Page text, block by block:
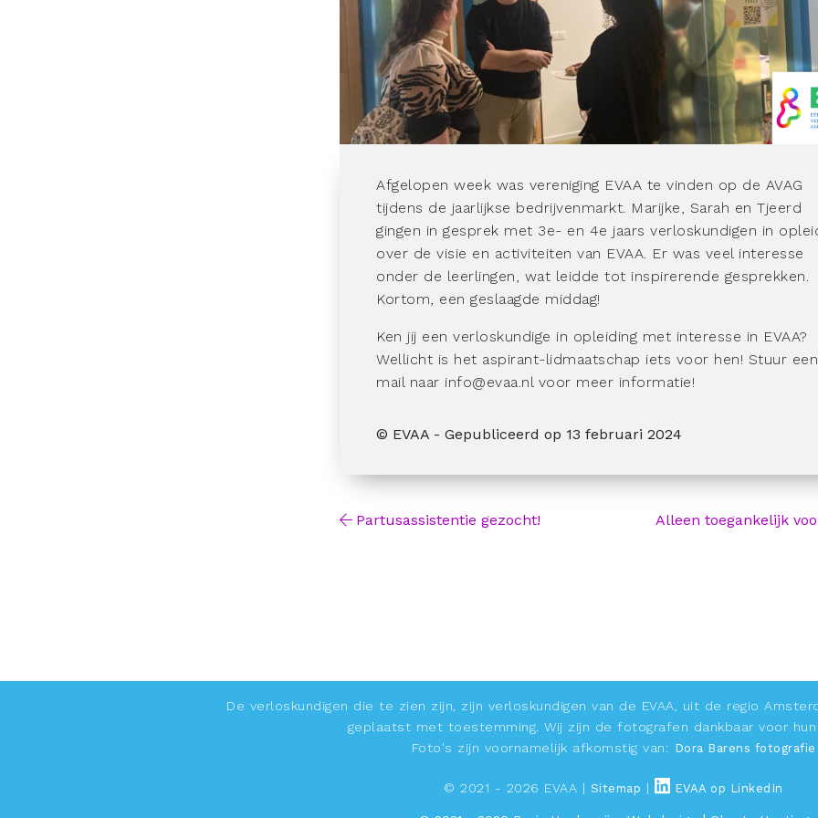
Afgelopen week was vereniging EVAA te vinden op de AVAG
tijdens de jaarlijkse bedrijvenmarkt. Marijke, Sarah en Tjeerd
gingen in gesprek met 3e- en 4e jaars verloskundigen in
over de visie en activiteiten van EVAA. Er was veel interesse
onder de leerlingen, wat leidde tot inspirerende gesprekken.
Kortom, een geslaagde middag!
Ken jij een verloskundige in opleiding met interesse in EVAA?
Wellicht is het aspirant-lidmaatschap iets voor hen! Stuur een
mail naar info@evaa.nl voor meer informatie!
© EVAA - Gepubliceerd op 13 februari 2024
Partusassistentie gezocht! Alleen toegankelijk
De verloskundigen die te zien zijn, zijn verloskundigen van de EVAA, uit de regio
geplaatst met toestemming. Wij zijn de fotografen dankbaar voor
Foto's zijn voornamelijk afkomstig van: Dora Barens fotografie
© 2021 - 2026 EVAA | Sitemap | EVAA op LinkedIn